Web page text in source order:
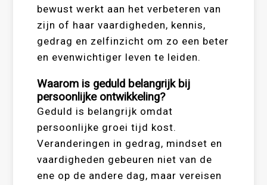
bewust werkt aan het verbeteren van
zijn of haar vaardigheden, kennis,
gedrag en zelfinzicht om zo een beter
en evenwichtiger leven te leiden.
Waarom is geduld belangrijk bij
persoonlijke ontwikkeling?
Geduld is belangrijk omdat
persoonlijke groei tijd kost.
Veranderingen in gedrag, mindset en
vaardigheden gebeuren niet van de
ene op de andere dag, maar vereisen